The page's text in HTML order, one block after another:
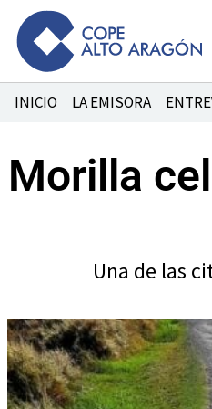
INICIO LA EMISORA
Morilla
Una de las